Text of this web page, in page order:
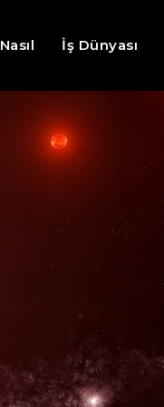
Nasıl İş Dünyası